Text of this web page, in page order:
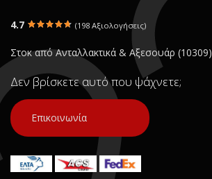
4.7 (198 Αξιολογήσεις)
Στοκ από Ανταλλακτικά & Αξεσουάρ (10309)
Δεν βρίσκετε αυτό που ψάχνετε;
Επικοινωνία